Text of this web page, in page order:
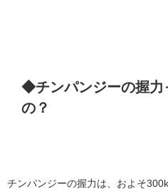
◆チンパンジーの握力
の？
チンパンジーの握力は、およそ